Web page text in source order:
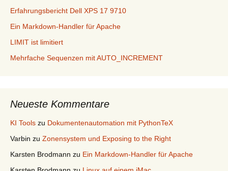
Erfahrungsbericht Dell XPS 17 9710
Ein Markdown-Handler für Apache
LIMIT ist limitiert
Mehrfache Sequenzen mit AUTO_INCREMENT
Neueste Kommentare
KI Tools zu Dokumentenautomation mit PythonTeX
Varbin zu Zonensystem und Exposing to the Right
Karsten Brodmann zu Ein Markdown-Handler für Apache